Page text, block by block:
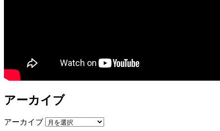
アーカイブ
アーカイブ